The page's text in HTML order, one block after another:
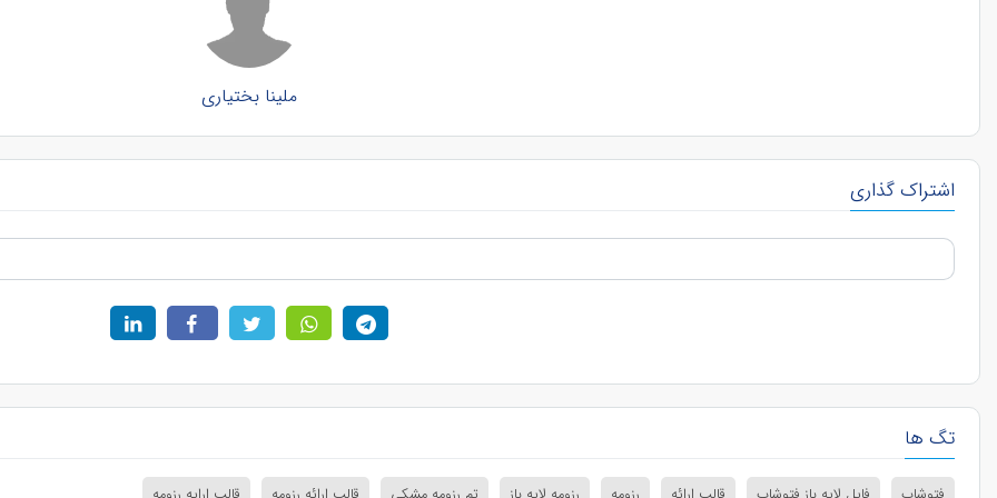
ملینا بختیاری
اشتراک گذاری
تگ ها